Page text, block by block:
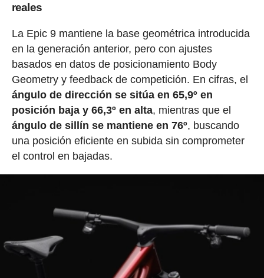
reales
La Epic 9 mantiene la base geométrica introducida
en la generación anterior, pero con ajustes
basados en datos de posicionamiento Body
Geometry y feedback de competición. En cifras, el
ángulo de dirección se sitúa en 65,9º en
posición baja y 66,3º en alta, mientras que el
ángulo de sillín se mantiene en 76º, buscando
una posición eficiente en subida sin comprometer
el control en bajadas.